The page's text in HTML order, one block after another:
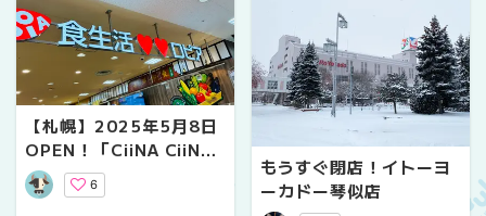
【札幌】2025年5月8日
OPEN！「CiiNA CiiNA
（シーナシーナ）琴似」
のロピアでお買い物♪
6
もうすぐ閉店！イトーヨ
ーカドー琴似店